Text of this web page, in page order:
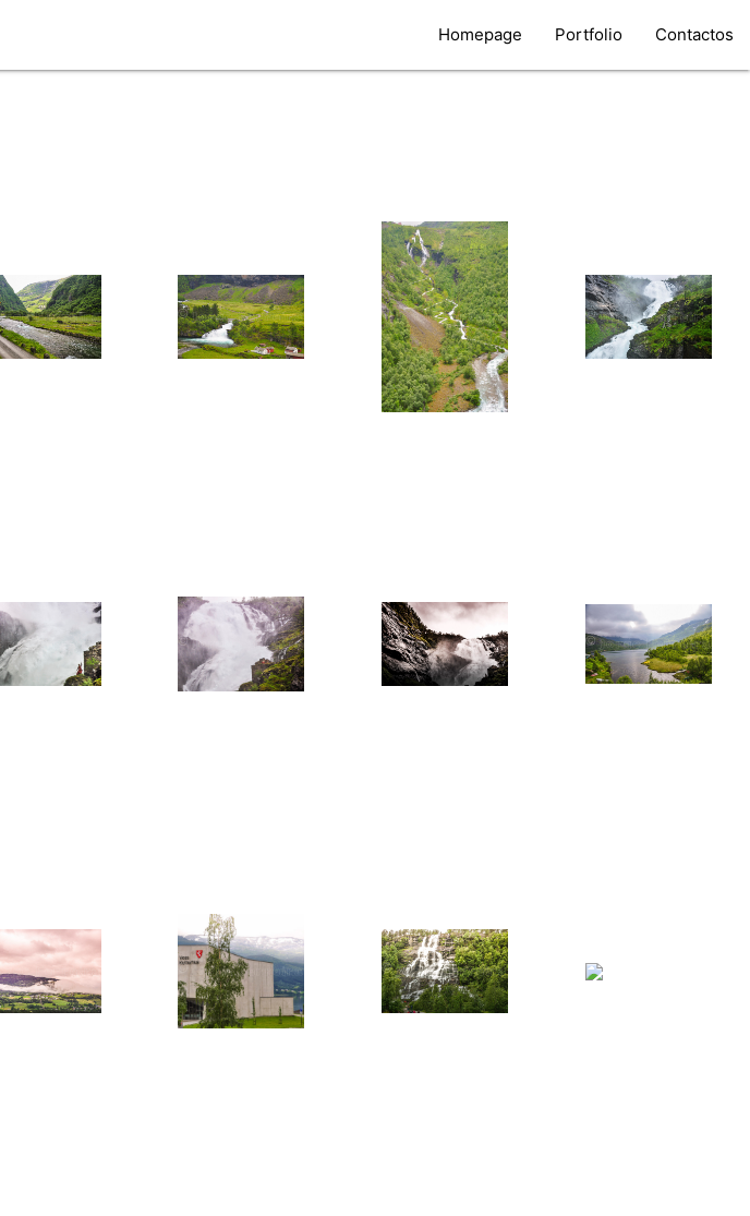
Homepage Portfolio Contactos